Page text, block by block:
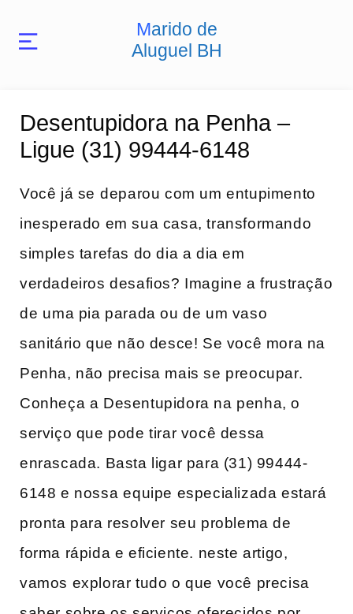
Marido de
Aluguel BH
Desentupidora na Penha –
Ligue (31) 99444-6148
Você já‍ se⁣ deparou com um entupimento
inesperado em sua casa, transformando
simples tarefas do dia a dia em
verdadeiros desafios? Imagine a frustração
de⁢ uma pia parada ou de um‌ vaso
sanitário que não desce! Se você mora na
Penha, não precisa mais se preocupar.
Conheça a Desentupidora na penha, o
serviço que pode tirar você dessa
enrascada. Basta ligar para (31)‌ 99444-
6148 e nossa ⁢equipe especializada​ estará
pronta ‌para resolver‌ seu problema de
forma rápida e eficiente. neste artigo,
vamos explorar tudo o que você precisa